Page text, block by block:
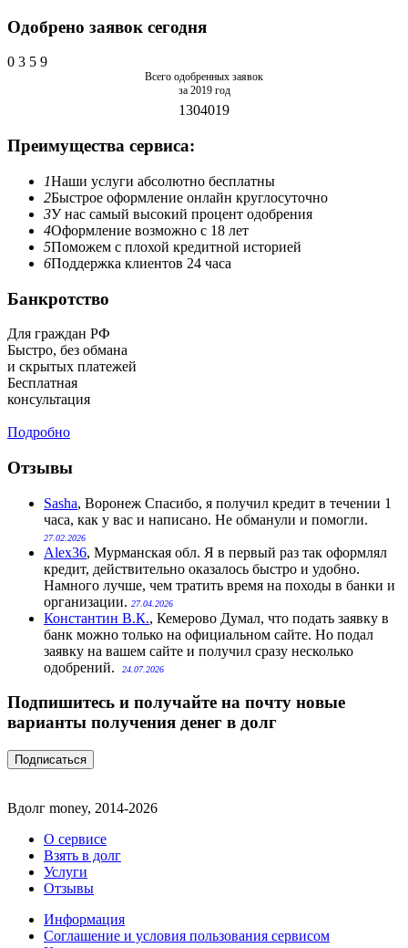
Одобрено заявок сегодня
0 3 5 9
Всего одобренных заявок
за 2019 год
1304019
Преимущества сервиса:
1Наши услуги абсолютно бесплатны
2Быстрое оформление онлайн круглосуточно
3У нас самый высокий процент одобрения
4Оформление возможно с 18 лет
5Поможем с плохой кредитной историей
6Поддержка клиентов 24 часа
Банкротство
Для граждан РФ
Быстро, без обмана
и скрытых платежей
Бесплатная
консультация
Подробно
Отзывы
Sasha, Воронеж Спасибо, я получил кредит в течении 1
часа, как у вас и написано. Не обманули и помогли.
27.02.2026
Alex36, Мурманская обл. Я в первый раз так оформлял
кредит, действительно оказалось быстро и удобно.
Намного лучше, чем тратить время на походы в банки и
организации. 27.04.2026
Константин В.К., Кемерово Думал, что подать заявку в
банк можно только на официальном сайте. Но подал
заявку на вашем сайте и получил сразу несколько
одобрений.
24.07.2026
Подпишитесь и получайте на почту новые
варианты получения денег в долг
Вдолг money, 2014-2026
О сервисе
Взять в долг
Услуги
Отзывы
Информация
Соглашение и условия пользования сервисом